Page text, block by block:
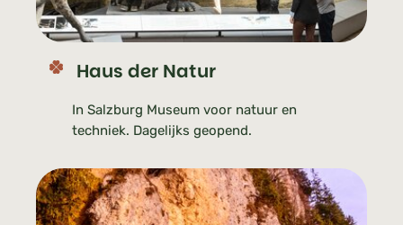
Haus der Natur
In Salzburg Museum voor natuur en
techniek. Dagelijks geopend.